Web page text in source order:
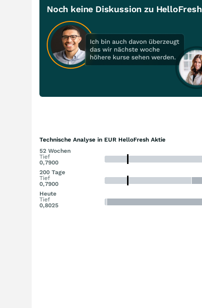
Noch keine Diskussion zu HelloFresh
Technische Analyse in EUR HelloFresh Aktie
52 Wochen
Tief
0,7900
200 Tage
Tief
0,7900
Heute
Tief
0,8025